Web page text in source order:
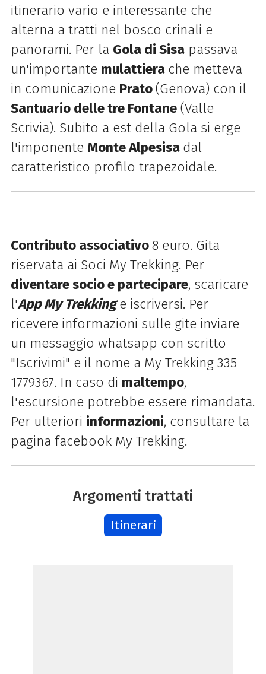
itinerario vario e interessante che
alterna a tratti nel bosco crinali e
panorami. Per la Gola di Sisapassava
un'importante mulattiera che metteva
in comunicazione Prato(Genova) con il
Santuario delle tre Fontane(Valle
Scrivia). Subito a est della Gola si erge
l'imponente Monte Alpesisa dal
caratteristico profilo trapezoidale.
Contributo associativo8 euro. Gita
riservata ai Soci My Trekking. Per
diventare socio e partecipare, scaricare
l'App My Trekkinge iscriversi. Per
ricevere informazioni sulle gite inviare
un messaggio whatsapp con scritto
"Iscrivimi" e il nome a My Trekking 335
1779367. In caso di maltempo,
l'escursione potrebbe essere rimandata.
Per ulteriori informazioni, consultare la
pagina facebook My Trekking.
Argomenti trattati
Itinerari